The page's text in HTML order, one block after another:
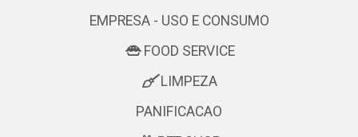
EMPRESA - USO E CONSUMO
FOOD SERVICE
LIMPEZA
PANIFICACAO